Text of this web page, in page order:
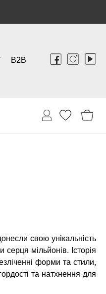
B2B
свою унікальність
мільйонів. Історія
форми та стили,
та натхнення для